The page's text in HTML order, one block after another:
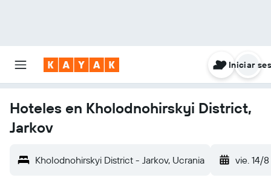
Iniciar
Hoteles en Kholodnohirskyi District,
Jarkov
Kholodnohirskyi District - Jarkov, Ucrania vie. 14/8